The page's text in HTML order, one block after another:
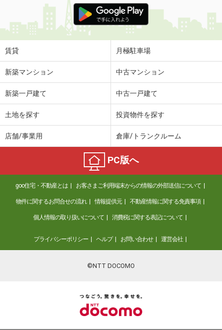
賃貸 月極駐車場
新築マンション 中古マンション
新築一戸建て 中古一戸建て
土地を探す 投資物件を探す
店舗/事業用 倉庫/トランクルーム
PC版へ
goo住宅・不動産とは お客さまご利用端末からの情報の外部送信について
物件に関するお問合せの流れ 情報提供元 不動産情報に関する免責事項
個人情報の取り扱いについて 消費税に関する表記について
プライバシーポリシー ヘルプ お問い合わせ 運営会社
©NTT DOCOMO